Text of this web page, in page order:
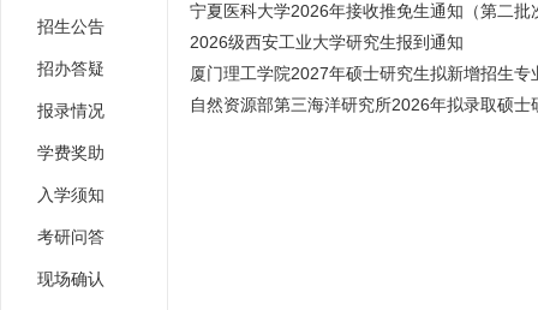
招生公告
招办答疑
报录情况
学费奖助
入学须知
考研问答
现场确认
宁夏医科大学2026年接收推免生通知（第二批
2026级西安工业大学研究生报到通知
厦门理工学院2027年硕士研究生拟新增招生专
自然资源部第三海洋研究所2026年拟录取硕士